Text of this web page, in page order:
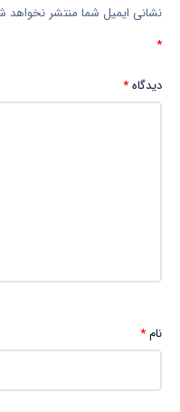
نشانی ایمیل شما منتشر نخواهد
*
دیدگاه*
نام*